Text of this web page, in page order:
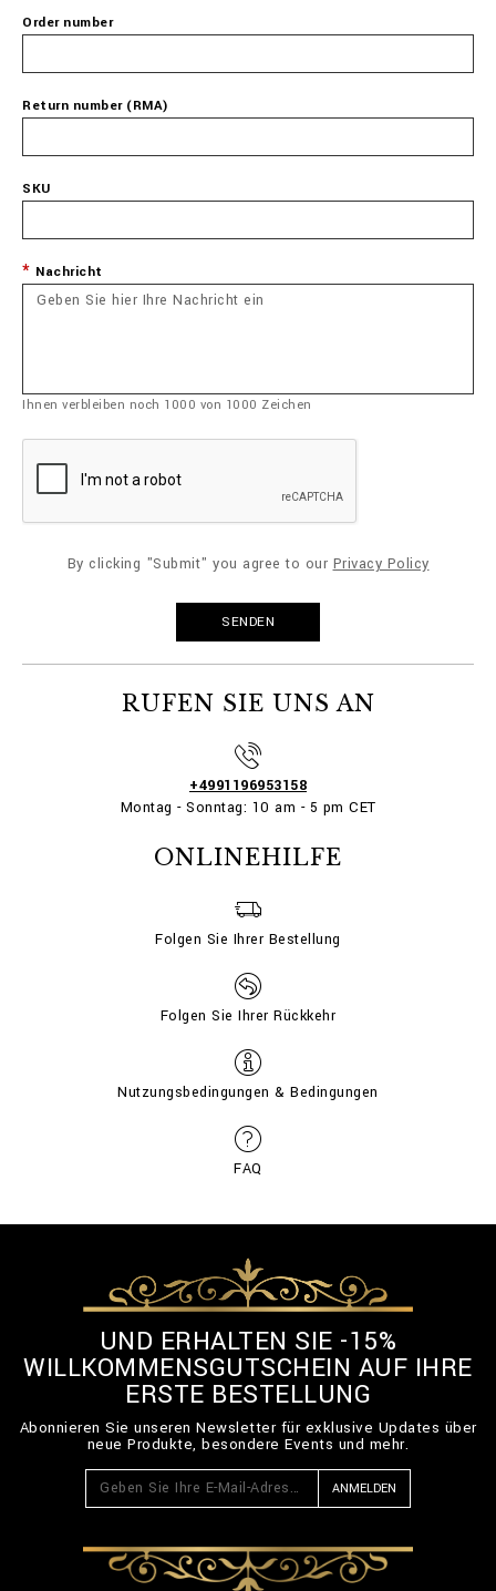
RUFEN SIE UNS AN
+4991196953158
Montag - Sonntag: 10 am - 5 pm CET
ONLINEHILFE
Folgen Sie Ihrer Bestellung
Folgen Sie Ihrer Rückkehr
Nutzungsbedingungen & Bedingungen
FAQ
Order number
Return number (RMA)
SKU
Nachricht
Ihnen verbleiben noch 1000 von 1000 Zeichen
By clicking "Submit" you agree to our Privacy Policy
UND ERHALTEN SIE -15%
WILLKOMMENSGUTSCHEIN AUF IHRE
ERSTE BESTELLUNG
Abonnieren Sie unseren Newsletter für exklusive Updates über
neue Produkte, besondere Events und mehr.
ANMELDEN